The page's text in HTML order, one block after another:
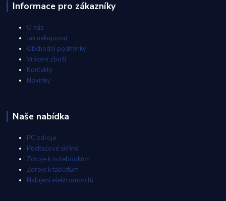
Informace pro zákazníky
O nás
Jak nakupovat
Obchodní podmínky
Vrácení zboží
Kontakty
Novinky
Naše nabídka
PC zdroje
Počítačové skříně
Zdroje k notebookům
Zdroje k tabletům
Nabíjení elektromobilů